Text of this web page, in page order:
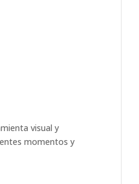
visual y
momentos y